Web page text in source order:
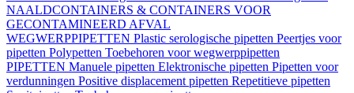
NAALDCONTAINERS & CONTAINERS VOOR
GECONTAMINEERD AFVAL
WEGWERPPIPETTEN Plastic serologische pipetten Peertjes voor
pipetten Polypetten Toebehoren voor wegwerppipetten
PIPETTEN Manuele pipetten Elektronische pipetten Pipetten voor
verdunningen Positive displacement pipetten Repetitieve pipetten